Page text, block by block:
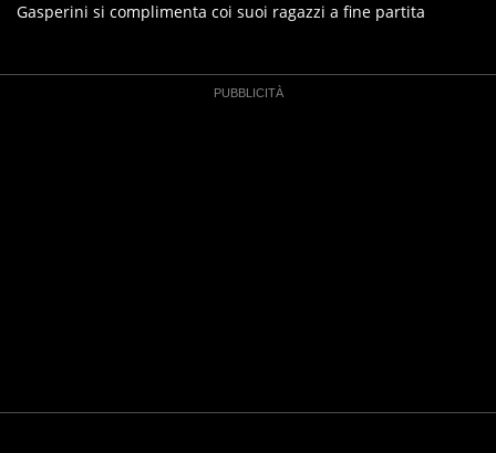
Gasperini si complimenta coi suoi ragazzi a fine partita